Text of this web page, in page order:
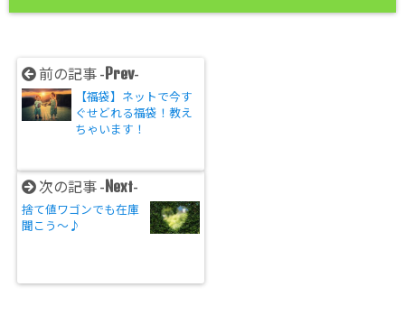
前の記事 -Prev-
【福袋】ネットで今す
ぐせどれる福袋！教え
ちゃいます！
次の記事 -Next-
捨て値ワゴンでも在庫
聞こう〜♪